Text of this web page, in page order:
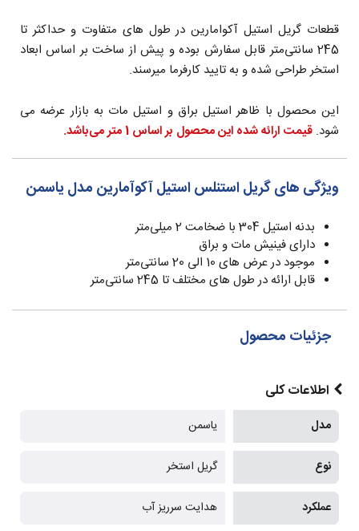
قطعات گریل استیل آکوامارین در طول های متفاوت و حداکثر تا
245 سانتی‌متر قابل سفارش بوده و پیش از ساخت بر اساس ابعاد
استخر طراحی شده و به تایید کارفرما میرسند.
این محصول با ظاهر استیل براق و استیل مات به بازار عرضه می
شود. قیمت ارائه شده این محصول بر اساس 1 متر می‌باشد.
ویژگی های گریل استنلس استیل آکوآمارین مدل یاسمن
بدنه استیل 304 با ضخامت 2 میلی‌متر
دارای فینیش مات و براق
موجود در عرض های 10 الی 20 سانتی‌متر
قابل ارائه در طول های مختلف تا 245 سانتی‌متر
جزئیات محصول
اطلاعات کلی
مدل یاسمن
نوع گریل استخر
عملکرد هدایت سرریز آب